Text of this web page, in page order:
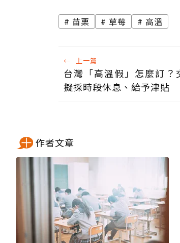
苗栗 草莓 高溫
← 上一篇
台灣「高溫假」怎麼訂？
擬採時段休息、給予津貼
作者文章